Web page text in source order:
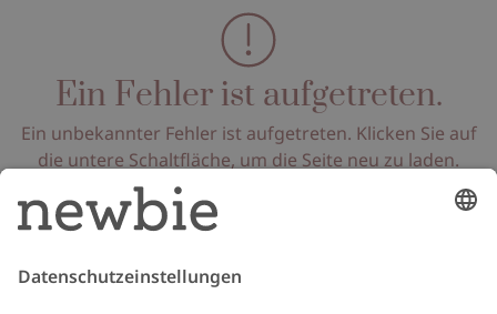
Ein Fehler ist aufgetreten.
Ein unbekannter Fehler ist aufgetreten. Klicken Sie auf
die untere Schaltfläche, um die Seite neu zu laden.
Seite neu laden